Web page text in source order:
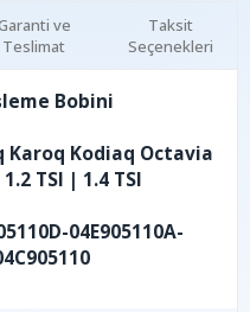
ve
Teslimat
Taksit
Seçenekleri
Bobini
Karoq Kodiaq Octavia
TSI | 1.4 TSI
04E905110A-